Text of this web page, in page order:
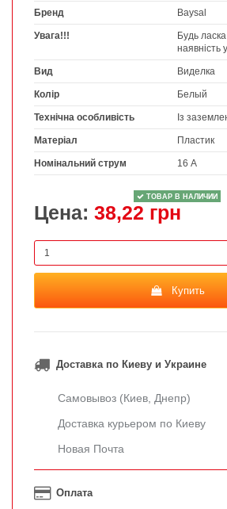
Бренд Baysal
Увага!!!
Будь
наявність
Вид Виделка
Колір Белый
Технічна особливість Із
Матеріал Пластик
Номінальний струм 16 А
ТОВАР В НАЛИЧИИ
Цена: 38,22 грн
Купить
Доставка по Киеву и Украине
Самовывоз (Киев, Днепр)
Доставка курьером по Киеву
Новая Почта
Оплата